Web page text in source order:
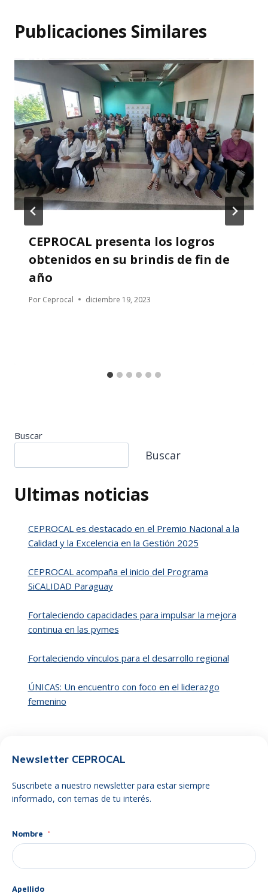
Publicaciones Similares
CEPROCAL presenta los logros
obtenidos en su brindis de fin de
año
Por Ceprocal diciembre 19, 2023
Buscar
Buscar
Ultimas noticias
CEPROCAL es destacado en el Premio Nacional a la
Calidad y la Excelencia en la Gestión 2025
CEPROCAL acompaña el inicio del Programa
SiCALIDAD Paraguay
Fortaleciendo capacidades para impulsar la mejora
continua en las pymes
Fortaleciendo vínculos para el desarrollo regional
ÚNICAS: Un encuentro con foco en el liderazgo
femenino
Newsletter CEPROCAL
Suscribete a nuestro newsletter para estar siempre
informado, con temas de tu interés.
Nombre
Apellido